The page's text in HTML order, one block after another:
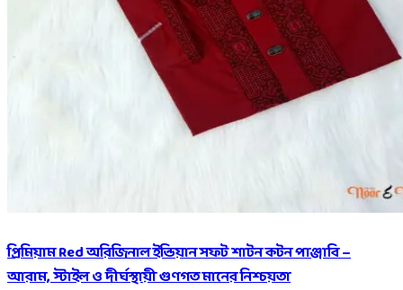
প্রিমিয়াম Red অরিজিনাল ইন্ডিয়ান সফট শাটন কটন পাঞ্জাবি –
আরাম, স্টাইল ও দীর্ঘস্থায়ী গুণগত মানের নিশ্চয়তা